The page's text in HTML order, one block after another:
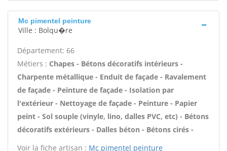
Mc pimentel peinture
Ville : Bolqu�re
Département: 66
Métiers : Chapes - Bétons décoratifs intérieurs -
Charpente métallique - Enduit de façade - Ravalement
de façade - Peinture de façade - Isolation par
l'extérieur - Nettoyage de façade - Peinture - Papier
peint - Sol souple (vinyle, lino, dalles PVC, etc) - Bétons
décoratifs extérieurs - Dalles béton - Bétons cirés -
Voir la fiche artisan : Mc pimentel peinture